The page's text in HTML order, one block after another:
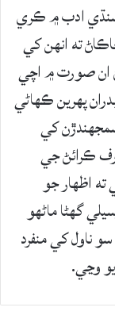
سنڌي ادب ۾ ڪري
ته انهن کي
ان صورت ۾ اچي
پهرين ڪهاڻي
کي
ڪرائڻ جي
ته اظهار جو
گهڻا ماڻهو
ناول کي منفرد
وڃي.